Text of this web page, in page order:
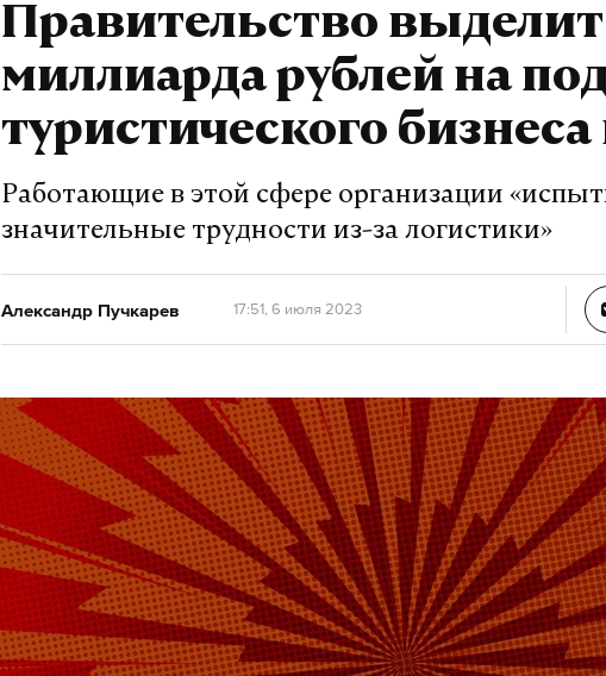
Правительство выделит
миллиарда рублей на
туристического
Работающие в этой сфере организации
значительные трудности из-за логистики»
Александр Пучкарев 17:51, 6 июля 2023